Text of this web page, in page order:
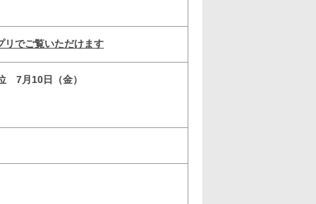
リでご覧いただけます
7月10日（金）